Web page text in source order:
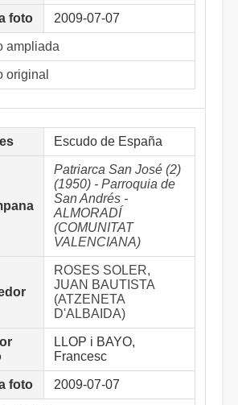
foto 2009-07-07
ampliada
original
Escudo de España
Patriarca San José (2)
(1950) - Parroquia de
San Andrés -
ALMORADÍ
(COMUNITAT
VALENCIANA)
ROSES SOLER,
JUAN BAUTISTA
(ATZENETA
D'ALBAIDA)
LLOP i BAYO,
Francesc
foto 2009-07-07